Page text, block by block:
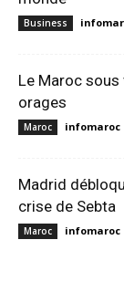
Business
Le Maroc
orages
Maroc infomaroc
Madrid
crise de Sebta
Maroc infomaroc